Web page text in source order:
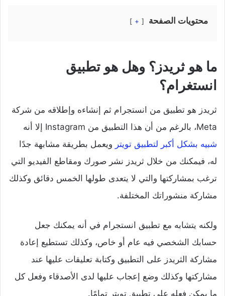
محتويات الصفحة +
ما هو ثريدز؟ وهل هو تطبيق
انستغرام؟
ثريدز هو تطبيق من انستجرام ثم إنشاءه وإطلاقه من شركة
Meta، بالرغم من أن هذا التطبيق من Instagram إلا أنه
شبيه بشكل أكبر لتطبيق تويتر ويعمل بطريقة مشابهة جدًا
له، فيمكنك من خلال ثريدز نشر صورك ومقاطع الفيديو التي
ترغب بمشاركتها والتي لا يتعدى طولها الخمس دقائق وكذلك
مشاركة منشوراتك المختلفة.
ولكنه يتشابه مع تطبيق انستجرام في أنه يمكنك جعل
حسابك الشخصي فيه عام أو خاص، وكذلك تستطيع إعادة
مشاركة الثريدز على التطبيق وكتابة تعليقات عليها عند
مشاركتها وكذلك وضع إعجاب عليها لدى الأصدقاء وفعل كل
ما يمكن فعله على تطبيق تويتر تمامًا.